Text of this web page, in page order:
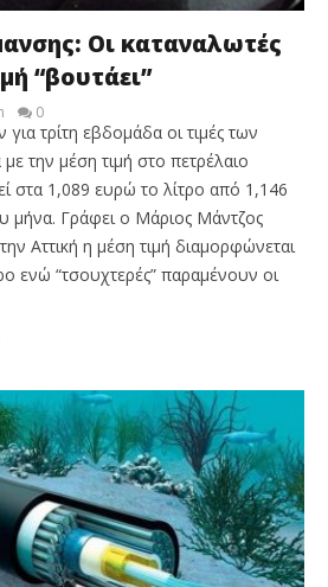
Οι καταναλωτές
“βουτάει”
0
τρίτη εβδομάδα οι τιμές των
την μέση τιμή στο πετρέλαιο
στα 1,089 ευρώ το λίτρο από 1,146
μήνα. Γράφει ο Μάριος Μάντζος
Αττική η μέση τιμή διαμορφώνεται
ενώ “τσουχτερές” παραμένουν οι